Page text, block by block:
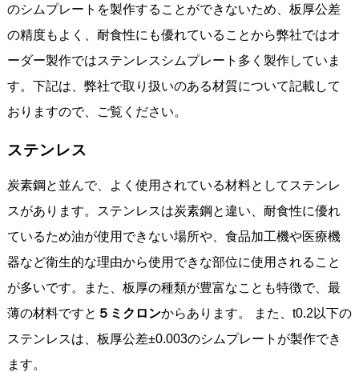
のシムプレートを製作することができないため、板厚公差
の精度もよく、耐食性にも優れていることから弊社ではオ
ーダー製作ではステンレスシムプレート多く製作していま
す。下記は、弊社で取り扱いのある材質について記載して
おりますので、ご覧ください。
ステンレス
炭素鋼と並んで、よく使用されている材料としてステンレ
スがあります。ステンレスは炭素鋼と違い、耐食性に優れ
ているため油が使用できない場所や、食品加工機や医療機
器など衛生的な理由から使用できな部位に使用されること
が多いです。また、板厚の種類が豊富なことも特徴で、最
薄の材料ですと ５ミクロンからあります。 また、t0.2以下の
ステンレスは、板厚公差±0.003のシムプレートが製作でき
ます。